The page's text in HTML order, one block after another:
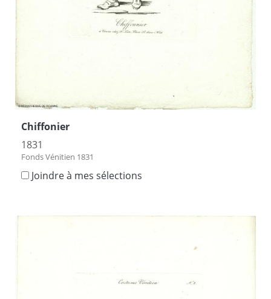
Chiffonier
1831
Fonds Vénitien 1831
Joindre à mes sélections